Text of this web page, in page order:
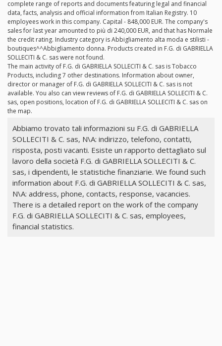
complete range of reports and documents featuring legal and financial
data, facts, analysis and official information from Italian Registry. 10
employees work in this company. Capital - 848,000 EUR. The company's
sales for last year amounted to più di 240,000 EUR, and that has Normale
the credit rating. Industry category is Abbigliamento alta moda e stilisti -
boutiques^^Abbigliamento donna. Products created in F.G. di GABRIELLA
SOLLECITI & C. sas were not found.
The main activity of F.G. di GABRIELLA SOLLECITI & C. sas is Tobacco
Products, including 7 other destinations. Information about owner,
director or manager of F.G. di GABRIELLA SOLLECITI & C. sas is not
available. You also can view reviews of F.G. di GABRIELLA SOLLECITI & C.
sas, open positions, location of F.G. di GABRIELLA SOLLECITI & C. sas on
the map.
Abbiamo trovato tali informazioni su F.G. di GABRIELLA
SOLLECITI & C. sas, N\A: indirizzo, telefono, contatti,
risposta, posti vacanti. Esiste un rapporto dettagliato sul
lavoro della società F.G. di GABRIELLA SOLLECITI & C.
sas, i dipendenti, le statistiche finanziarie. We found such
information about F.G. di GABRIELLA SOLLECITI & C. sas,
N\A: address, phone, contacts, response, vacancies.
There is a detailed report on the work of the company
F.G. di GABRIELLA SOLLECITI & C. sas, employees,
financial statistics.